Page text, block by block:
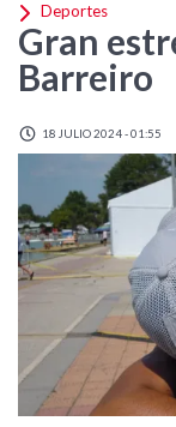
Deportes
Gran
Barreiro
18 JULIO 2024 - 01:55